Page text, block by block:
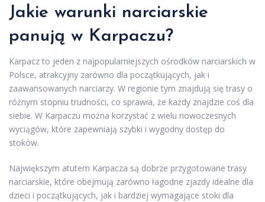
Jakie warunki narciarskie
panują w Karpaczu?
Karpacz to jeden z najpopularniejszych ośrodków narciarskich w
Polsce, atrakcyjny zarówno dla początkujących, jak i
zaawansowanych narciarzy. W regionie tym znajdują się trasy o
różnym stopniu trudności, co sprawia, że każdy znajdzie coś dla
siebie. W Karpaczu można korzystać z wielu nowoczesnych
wyciągów, które zapewniają szybki i wygodny dostęp do
stoków.
Największym atutem Karpacza są dobrze przygotowane trasy
narciarskie, które obejmują zarówno łagodne zjazdy idealne dla
dzieci i początkujących, jak i bardziej wymagające stoki dla